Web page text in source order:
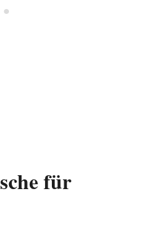
für